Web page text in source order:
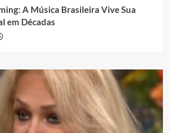
A Música Brasileira Vive Sua
em Décadas